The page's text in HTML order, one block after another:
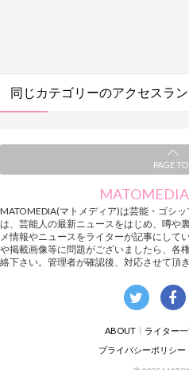
同じカテゴリーのアクセスラ
PAGE
MATOMEDIA
MATOMEDIA(マトメディア)は芸能・ゴシ
は、芸能人の最新ニュースをはじめ、噂や
メ情報やニュースをライターが記事にして
や掲載画像等に問題がございましたら、各
絡下さい。管理者が確認後、対応させて頂き
ABOUT ライター
プライバシーポリシー